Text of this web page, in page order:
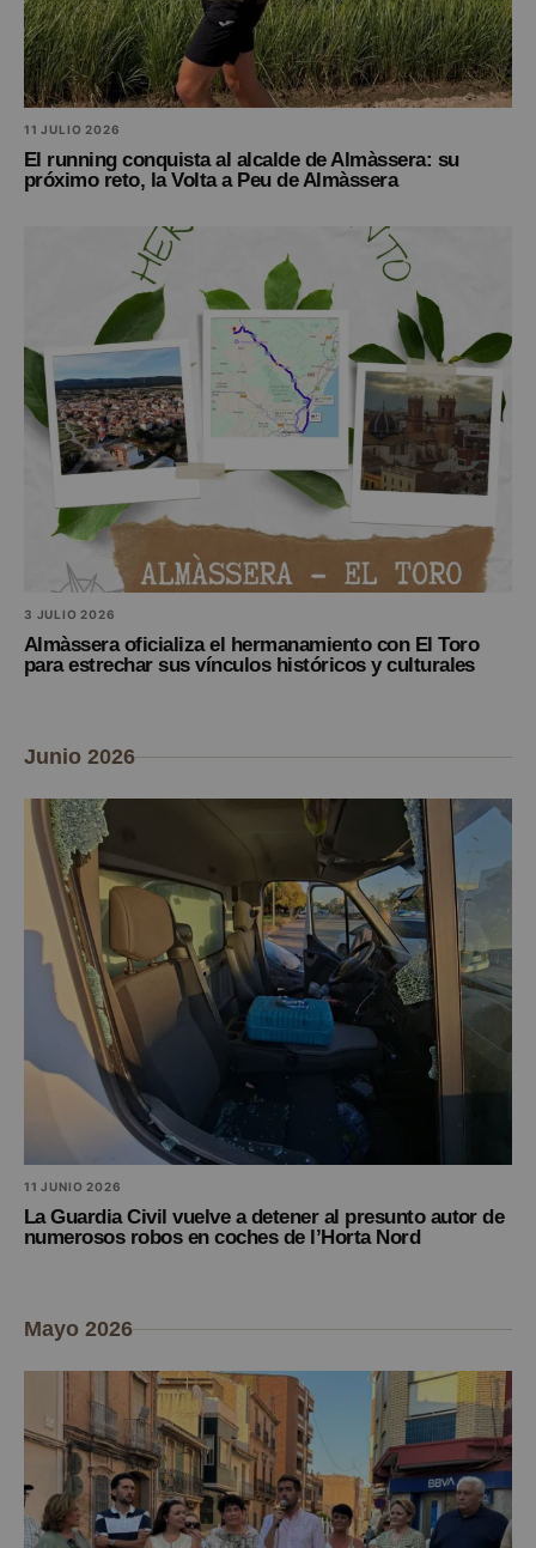
11 JULIO 2026
El running conquista al alcalde de Almàssera: su
próximo reto, la Volta a Peu de Almàssera
3 JULIO 2026
Almàssera oficializa el hermanamiento con El Toro
para estrechar sus vínculos históricos y culturales
Junio 2026
11 JUNIO 2026
La Guardia Civil vuelve a detener al presunto autor de
numerosos robos en coches de l’Horta Nord
Mayo 2026